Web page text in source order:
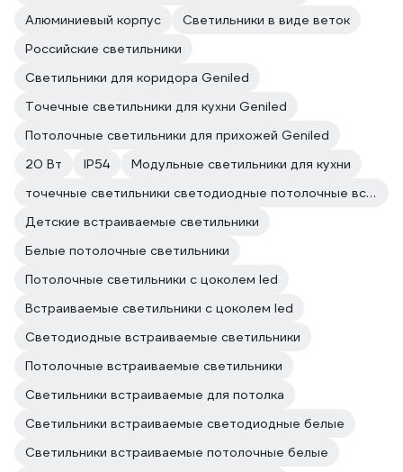
Алюминиевый корпус
Светильники в виде веток
Российские светильники
Светильники для коридора Geniled
Точечные светильники для кухни Geniled
Потолочные светильники для прихожей Geniled
20 Вт
IP54
Модульные светильники для кухни
точечные светильники светодиодные потолочные встраиваемые Geniled
Детские встраиваемые светильники
Белые потолочные светильники
Потолочные светильники с цоколем led
Встраиваемые светильники с цоколем led
Светодиодные встраиваемые светильники
Потолочные встраиваемые светильники
Светильники встраиваемые для потолка
Светильники встраиваемые светодиодные белые
Светильники встраиваемые потолочные белые